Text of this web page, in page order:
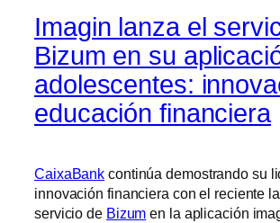
Imagin lanza el
Bizum en su
adolescentes:
educación financiera
CaixaBank continúa demostrando su
innovación financiera con el reciente
servicio de Bizum en la aplicación